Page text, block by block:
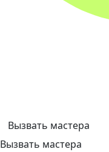
Вызвать мастера
Вызвать мастера